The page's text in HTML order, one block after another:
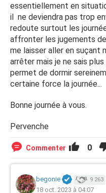
essentiellement en
il ne deviendra pas trop
redoute surtout les
affronter les jugements
me laisser aller en suçant
arrêter mais je ne sais
permet de dormir
certaine force la journée...
Bonne journée à vous.
Pervenche
Commenter 0
begonie 9 263
18 oct. 2023 à 04:07